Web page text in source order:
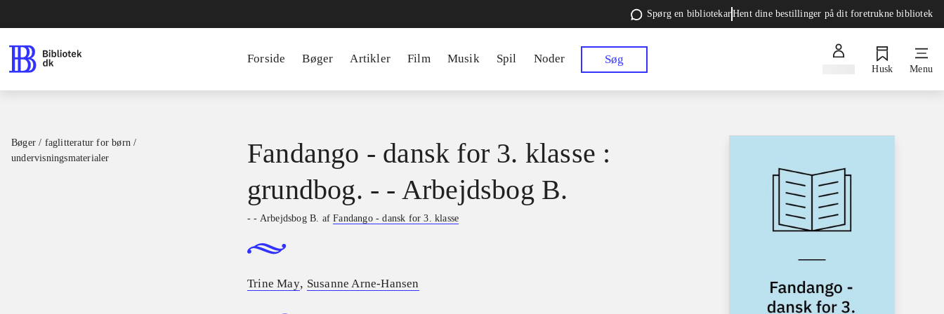
Spørg en bibliotekarHent dine bestillinger på dit foretrukne bibliotek
Forside Bøger Artikler Film Musik Spil Noder Søg
Husk Menu
Bøger / faglitteratur for børn /
undervisningsmaterialer
Fandango - dansk for 3. klasse :
grundbog. - - Arbejdsbog B.
- - Arbejdsbog B. afFandango - dansk for 3. klasse
Trine May, Susanne Arne-Hansen